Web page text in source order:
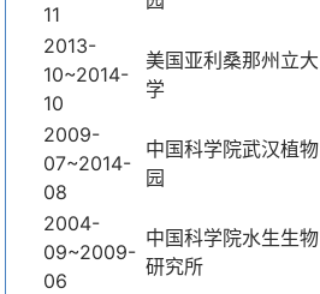
11
2013-
10~2014-
10
美国亚利桑那州立大
学
2009-
07~2014-
08
中国科学院武汉植物
园
2004-
09~2009-
06
中国科学院水生生物
研究所